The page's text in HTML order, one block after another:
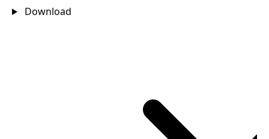
Download